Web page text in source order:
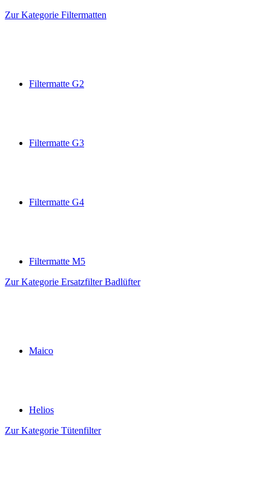
Zur Kategorie Filtermatten
Filtermatte G2
Filtermatte G3
Filtermatte G4
Filtermatte M5
Zur Kategorie Ersatzfilter Badlüfter
Maico
Helios
Zur Kategorie Tütenfilter